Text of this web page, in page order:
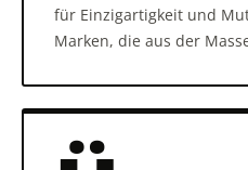
für Einzigartigkeit und
Marken, die aus der